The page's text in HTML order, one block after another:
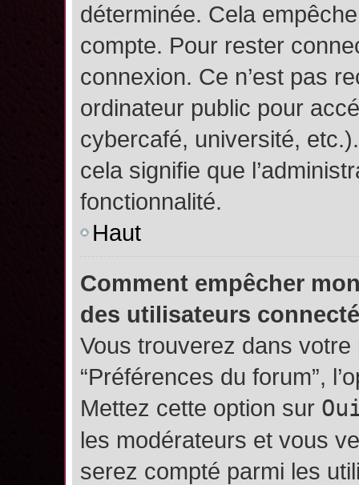
déterminée. Cela
compte. Pour rester
connexion. Ce n’est pas
ordinateur public pour
cybercafé, université,
cela signifie que
fonctionnalité.
Haut
Comment empêcher
des utilisateurs
Vous trouverez dans votre
“Préférences du forum”,
Mettez cette option sur
les modérateurs et vous
serez compté parmi les